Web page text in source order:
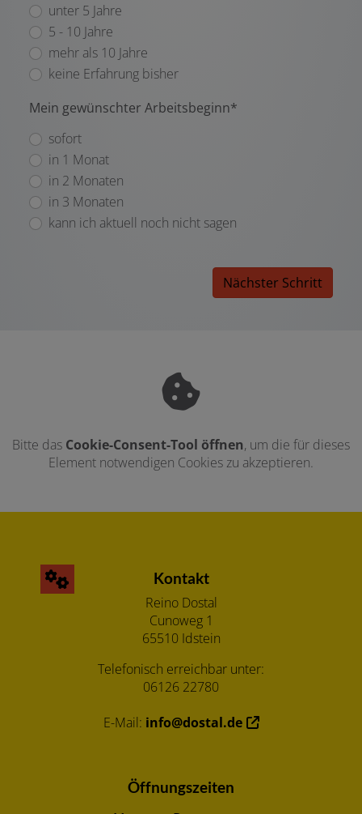
unter 5 Jahre
5 - 10 Jahre
mehr als 10 Jahre
keine Erfahrung bisher
Mein gewünschter Arbeitsbeginn*
sofort
in 1 Monat
in 2 Monaten
in 3 Monaten
kann ich aktuell noch nicht sagen
Nächster Schritt
Bitte das Cookie-Consent-Tool öffnen, um die für dieses
Element notwendigen Cookies zu akzeptieren.
Kontakt
Reino Dostal
Cunoweg 1
65510 Idstein
Telefonisch erreichbar unter:
06126 22780
E-Mail: info@dostal.de
Öffnungszeiten